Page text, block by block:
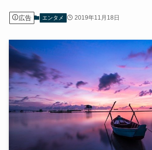
広告 エンタメ 2019年11月18日